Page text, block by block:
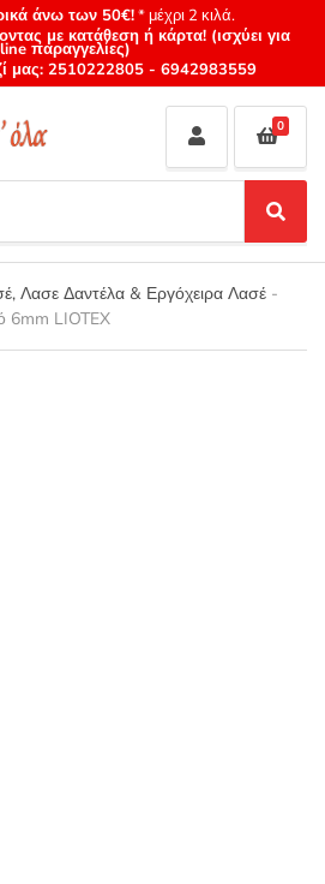
άνω των 50€!* μέχρι 2 κιλά.
με κατάθεση ή κάρτα! (ισχύει για
παραγγελίες)
μας: 2510222805 - 6942983559
S
e
a
r
0
Λασε Δαντέλα & Εργόχειρα Λασέ -
6mm LIOTEX